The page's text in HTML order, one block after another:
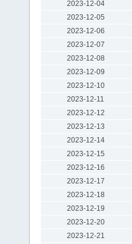
2023-12-04
2023-12-05
2023-12-06
2023-12-07
2023-12-08
2023-12-09
2023-12-10
2023-12-11
2023-12-12
2023-12-13
2023-12-14
2023-12-15
2023-12-16
2023-12-17
2023-12-18
2023-12-19
2023-12-20
2023-12-21